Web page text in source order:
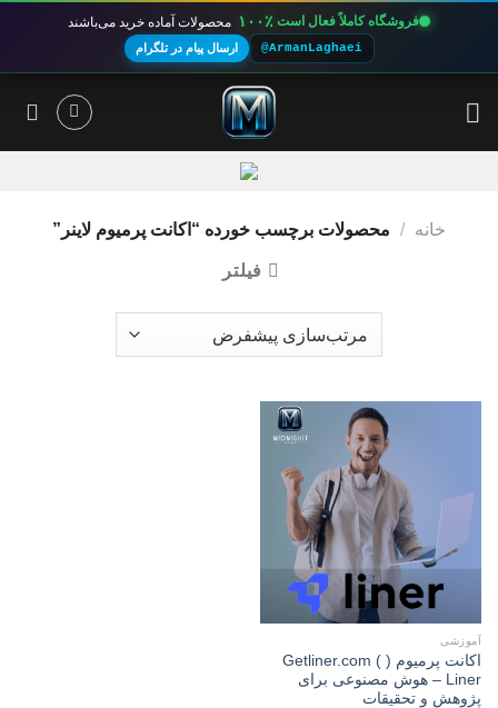
فروشگاه کاملاً فعال است ۱۰۰٪ محصولات آماده خرید می‌باشند
@ArmanLaghaei ارسال پیام در تلگرام
خانه / محصولات برچسب خورده “اکانت پرمیوم لاینر”
فیلتر
آموزشی
اکانت پرمیوم ( Getliner.com (
Liner – هوش مصنوعی برای
پژوهش و تحقیقات